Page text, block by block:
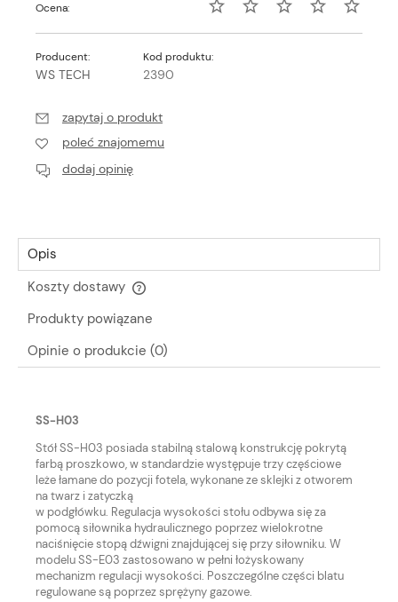
Ocena:
Producent:
WS TECH
Kod produktu:
2390
zapytaj o produkt
poleć znajomemu
dodaj opinię
Opis
Koszty dostawy
Cena nie zawiera ewentualnych kosztów płatności
Produkty powiązane
Opinie o produkcie (0)
SS-H03
Stół SS-H03 posiada stabilną stalową konstrukcję pokrytą
farbą proszkowo, w standardzie występuje trzy częściowe
leże łamane do pozycji fotela, wykonane ze sklejki z otworem
na twarz i zatyczką
w podgłówku. Regulacja wysokości stołu odbywa się za
pomocą siłownika hydraulicznego poprzez wielokrotne
naciśnięcie stopą dźwigni znajdującej się przy siłowniku. W
modelu SS-E03 zastosowano w pełni łożyskowany
mechanizm regulacji wysokości. Poszczególne części blatu
regulowane są poprzez sprężyny gazowe.